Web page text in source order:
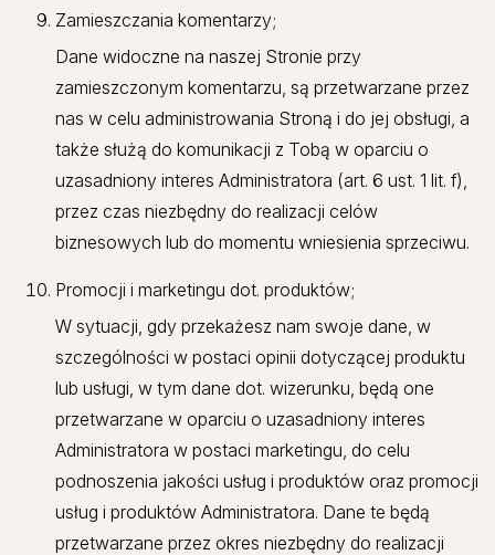
Zamieszczania komentarzy;
Dane widoczne na naszej Stronie przy
zamieszczonym komentarzu, są przetwarzane przez
nas w celu administrowania Stroną i do jej obsługi, a
także służą do komunikacji z Tobą w oparciu o
uzasadniony interes Administratora (art. 6 ust. 1 lit. f),
przez czas niezbędny do realizacji celów
biznesowych lub do momentu wniesienia sprzeciwu.
Promocji i marketingu dot. produktów;
W sytuacji, gdy przekażesz nam swoje dane, w
szczególności w postaci opinii dotyczącej produktu
lub usługi, w tym dane dot. wizerunku, będą one
przetwarzane w oparciu o uzasadniony interes
Administratora w postaci marketingu, do celu
podnoszenia jakości usług i produktów oraz promocji
usług i produktów Administratora. Dane te będą
przetwarzane przez okres niezbędny do realizacji